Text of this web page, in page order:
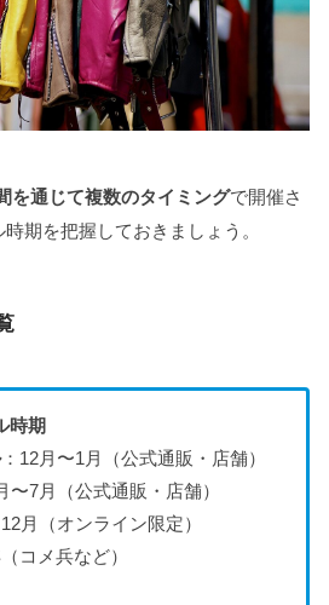
を通じて複数のタイミングで開催さ
期を把握しておきましょう。
時期
：12月〜1月（公式通販・店舗）
〜7月（公式通販・店舗）
月（オンライン限定）
コメ兵など）